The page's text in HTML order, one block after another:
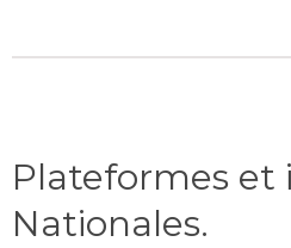
Plateformes et
Nationales.